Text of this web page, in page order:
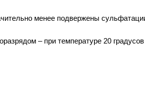
менее подвержены
– при температуре 20